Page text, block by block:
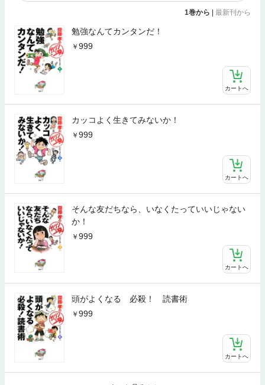
1巻から | 最新刊から
勉強なんてカンタンだ！
999
カートへ
カッコよく生きてみないか！
999
カートへ
そんな友だちなら、いなくたっていいじゃない
か！
999
カートへ
頭がよくなる 必殺！ 読書術
999
カートへ